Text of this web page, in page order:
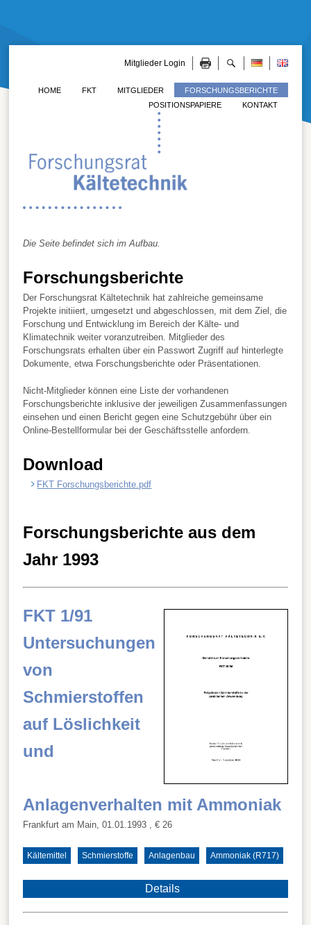
Mitglieder Login
HOME FKT MITGLIEDER
FORSCHUNGSBERICHTE
POSITIONSPAPIERE
KONTAKT
Die Seite befindet sich im Aufbau.
Forschungsberichte
Der Forschungsrat Kältetechnik hat zahlreiche gemeinsame
Projekte initiiert, umgesetzt und abgeschlossen, mit dem Ziel, die
Forschung und Entwicklung im Bereich der Kälte- und
Klimatechnik weiter voranzutreiben. Mitglieder des
Forschungsrats erhalten über ein Passwort Zugriff auf hinterlegte
Dokumente, etwa Forschungsberichte oder Präsentationen.
Nicht-Mitglieder können eine Liste der vorhandenen
Forschungsberichte inklusive der jeweiligen Zusammenfassungen
einsehen und einen Bericht gegen eine Schutzgebühr über ein
Online-Bestellformular bei der Geschäftsstelle anfordern.
Download
FKT Forschungsberichte.pdf
Forschungsberichte aus dem
Jahr 1993
FKT 1/91
Untersuchungen
von
Schmierstoffen
auf Löslichkeit
und
Anlagenverhalten mit Ammoniak
Frankfurt am Main, 01.01.1993 , € 26
Kältemittel Schmierstoffe Anlagenbau Ammoniak (R717)
Details